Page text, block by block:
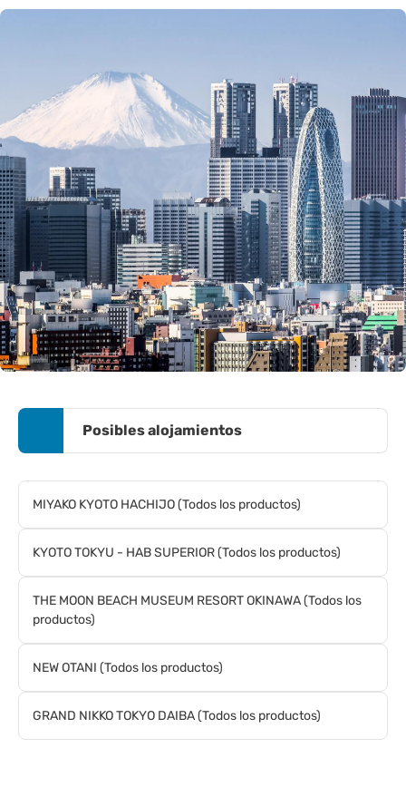
Posibles alojamientos
MIYAKO KYOTO HACHIJO (Todos los productos)
KYOTO TOKYU - HAB SUPERIOR (Todos los productos)
THE MOON BEACH MUSEUM RESORT OKINAWA (Todos los
productos)
NEW OTANI (Todos los productos)
GRAND NIKKO TOKYO DAIBA (Todos los productos)